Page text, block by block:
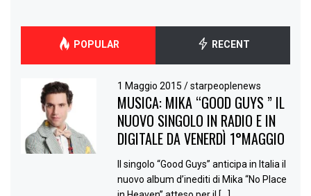
POPULAR RECENT
1 Maggio 2015/ starpeoplenews
MUSICA: MIKA “GOOD GUYS ” IL
NUOVO SINGOLO IN RADIO E IN
DIGITALE DA VENERDÌ 1°MAGGIO
Il singolo “Good Guys” anticipa in Italia il
nuovo album d’inediti di Mika “No Place